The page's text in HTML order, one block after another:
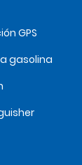
GPS
gasolina